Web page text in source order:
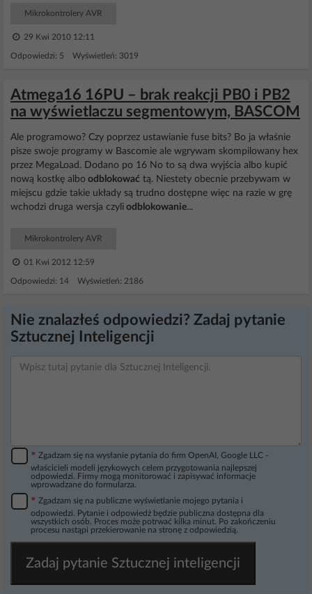
Mikrokontrolery AVR
29 Kwi 2010 12:11
Odpowiedzi: 5 Wyświetleń: 3019
Atmega16 16PU – brak reakcji PB0 i PB2
na wyświetlaczu segmentowym, BASCOM
Ale programowo? Czy poprzez ustawianie fuse bits? Bo ja właśnie
pisze swoje programy w Bascomie ale wgrywam skompilowany hex
przez MegaLoad. Dodano po 16 No to są dwa wyjścia albo kupić
nową kostkę albo odblokować tą. Niestety obecnie przebywam w
miejscu gdzie takie układy są trudno dostępne więc na razie w grę
wchodzi druga wersja czyli odblokowanie...
Mikrokontrolery AVR
01 Kwi 2012 12:59
Odpowiedzi: 14 Wyświetleń: 2186
Nie znalazłeś odpowiedzi? Zadaj pytanie
Sztucznej Inteligencji
* Zgadzam się na wysłanie pytania do firm OpenAI, Google LLC -
właścicieli modeli językowych celem przygotowania najlepszej
odpowiedzi. Firmy mogą monitorować i zapisywać informacje
wprowadzane do formularza.
* Zgadzam się na publiczne wyświetlanie mojego pytania i
odpowiedzi. Pytanie i odpowiedź będzie publiczna dostępna dla
wszystkich osób. Proces może potrwać kilka minut. Po zakończeniu
procesu nastąpi przekierowanie na stronę z odpowiedzią.
Zadaj pytanie Sztucznej inteligencji